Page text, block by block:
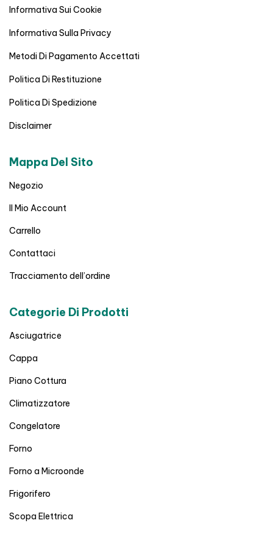
Informativa Sui Cookie
Informativa Sulla Privacy
Metodi Di Pagamento Accettati
Politica Di Restituzione
Politica Di Spedizione
Disclaimer
Mappa Del Sito
Negozio
Il Mio Account
Carrello
Contattaci
Tracciamento dell’ordine
Categorie Di Prodotti
Asciugatrice
Cappa
Piano Cottura
Climatizzatore
Congelatore
Forno
Forno a Microonde
Frigorifero
Scopa Elettrica